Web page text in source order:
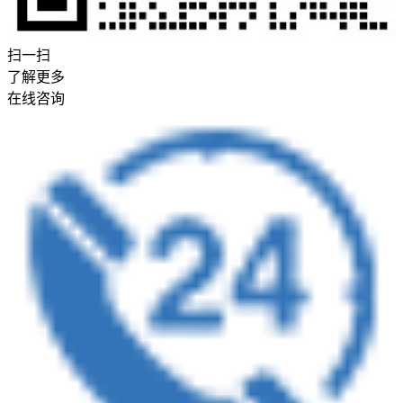
扫一扫
了解更多
在线咨询